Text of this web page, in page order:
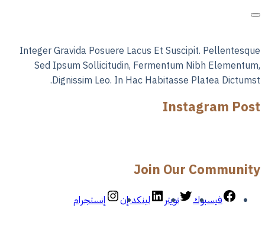
Integer Gravida Posuere Lacus Et Suscipit. Pellentesque
Sed Ipsum Sollicitudin, Fermentum Nibh Elementum,
Dignissim Leo. In Hac Habitasse Platea Dictumst.
Instagram Post
Join Our Community
فيسبوك تويتر لينكد إن إنستجرام